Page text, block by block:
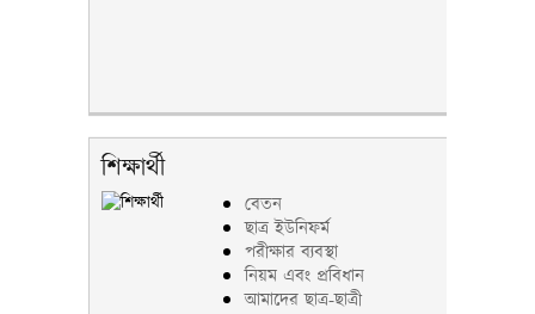
শিক্ষার্থী
বেতন
ছাত্র ইউনিফর্ম
পরীক্ষার ব্যবস্থা
নিয়ম এবং প্রবিধান
আমাদের ছাত্র-ছাত্রী